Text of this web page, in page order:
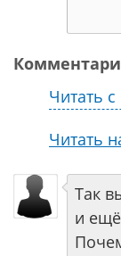
Читать
Читать
Так
и